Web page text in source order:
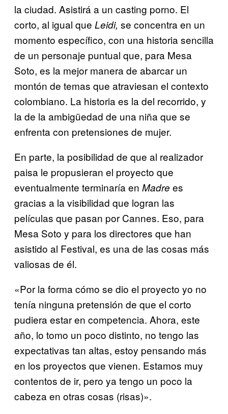
la ciudad. Asistirá a un casting porno. El
corto, al igual que Leidi, se concentra en un
momento específico, con una historia sencilla
de un personaje puntual que, para Mesa
Soto, es la mejor manera de abarcar un
montón de temas que atraviesan el contexto
colombiano. La historia es la del recorrido, y
la de la ambigüedad de una niña que se
enfrenta con pretensiones de mujer.
En parte, la posibilidad de que al realizador
paisa le propusieran el proyecto que
eventualmente terminaría en Madre es
gracias a la visibilidad que logran las
películas que pasan por Cannes. Eso, para
Mesa Soto y para los directores que han
asistido al Festival, es una de las cosas más
valiosas de él.
«Por la forma cómo se dio el proyecto yo no
tenía ninguna pretensión de que el corto
pudiera estar en competencia. Ahora, este
año, lo tomo un poco distinto, no tengo las
expectativas tan altas, estoy pensando más
en los proyectos que vienen. Estamos muy
contentos de ir, pero ya tengo un poco la
cabeza en otras cosas (risas)».